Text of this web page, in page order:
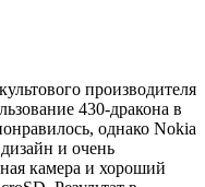
производителя
430-дракона в
однако Nokia
и очень
камера и хороший